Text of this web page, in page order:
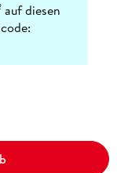
auf diesen